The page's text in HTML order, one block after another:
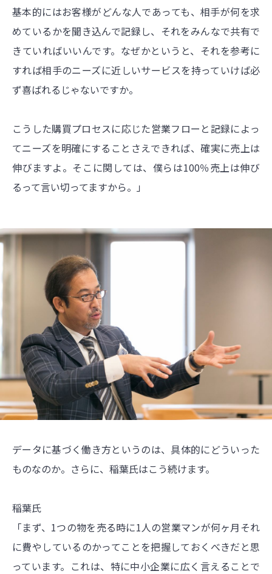
基本的にはお客様がどんな人であっても、相手が何を求
めているかを聞き込んで記録し、それをみんなで共有で
きていればいいんです。なぜかというと、それを参考に
すれば相手のニーズに近しいサービスを持っていけば必
ず喜ばれるじゃないですか。
こうした購買プロセスに応じた営業フローと記録によっ
てニーズを明確にすることさえできれば、確実に売上は
伸びますよ。そこに関しては、僕らは100％売上は伸び
るって言い切ってますから。」
データに基づく働き方というのは、具体的にどういった
ものなのか。さらに、稲葉氏はこう続けます。
稲葉氏
「まず、1つの物を売る時に1人の営業マンが何ヶ月それ
に費やしているのかってことを把握しておくべきだと思
っています。これは、特に中小企業に広く言えることで